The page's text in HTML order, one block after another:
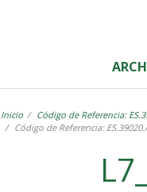
Inicio
Código de Referencia:
Código de Referencia: